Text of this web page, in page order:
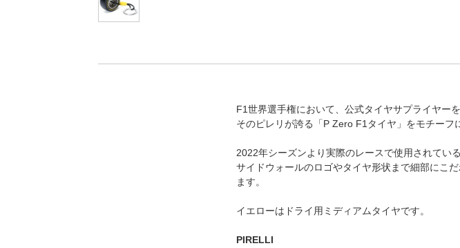
F1世界選手権において、公式タイヤサプライヤーを
そのピレリが誇る「P Zero F1タイヤ」をモチーフ
2022年シーズンより実際のレースで使用されてい
サイドウォールのロゴやタイヤ形状まで細部にこ
ます。
イエローはドライ用ミディアムタイヤです。
PIRELLI